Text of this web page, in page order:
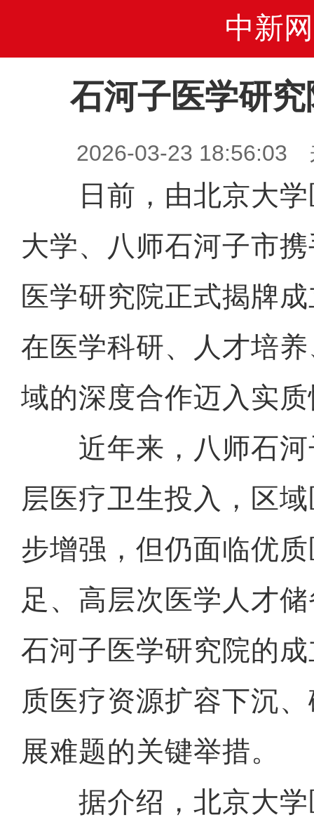
中新网
石河子医学研
2026-03-23 18:56:03
日前，由北京大学
大学、八师石河子市
医学研究院正式揭牌
在医学科研、人才培
域的深度合作迈入实
近年来，八师石河
层医疗卫生投入，区
步增强，但仍面临优
足、高层次医学人才
石河子医学研究院的
质医疗资源扩容下沉
展难题的关键举措。
据介绍，北京大学